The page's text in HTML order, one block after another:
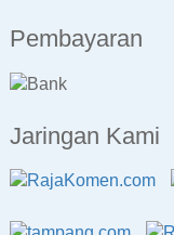
Pembayaran
Jaringan Kami